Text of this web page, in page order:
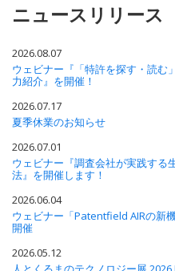
ニュースリリース
2026.08.07
ウェビナー『「特許を探す・読む
力紹介』を開催！
2026.07.17
夏季休業のお知らせ
2026.07.01
ウェビナー『調査会社が実践する
法』を開催します！
2026.06.04
ウェビナー「Patentfield AIRの新
開催
2026.05.12